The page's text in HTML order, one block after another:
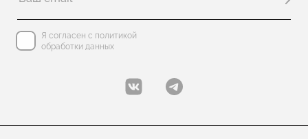
Я согласен с политикой
обработки данных